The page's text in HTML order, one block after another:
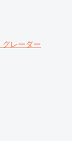
グレーダー